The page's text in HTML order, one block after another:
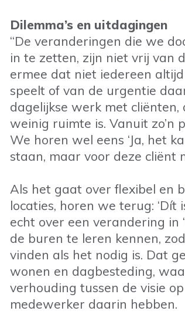
Dilemma’s en uitdagingen
“De veranderingen die we
in te zetten, zijn niet vrij van
ermee dat niet iedereen
speelt of van de urgentie
dagelijkse werk met
weinig ruimte is. Vanuit zo’n
We horen wel eens ‘Ja, het
staan, maar voor deze cliënt
Als het gaat over flexibel en
locaties, horen we terug: ‘Dít
echt over een verandering in
de buren te leren kennen,
vinden als het nodig is. Dat
wonen en dagbesteding,
verhouding tussen de visie
medewerker daarin hebben.